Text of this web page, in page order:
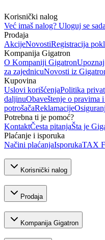
Korisnički nalog
Već imaš nalog? Uloguj se sada
Prodaja
AkcijeNovostiRegistracija
Kompanija Gigatron
O Kompaniji Gigatron
za zajednicuNovosti iz
Kupovina
Uslovi korišćenjaPolitika
daljinuObaveštenje o pravima
potrošačaReklamacije
Potrebna ti je pomoć?
KontaktČesta pitanjaŠta je
Plaćanje i isporuka
Načini plaćanjaIsporukaTAX
Korisnički nalog
Prodaja
Kompanija Gigatron